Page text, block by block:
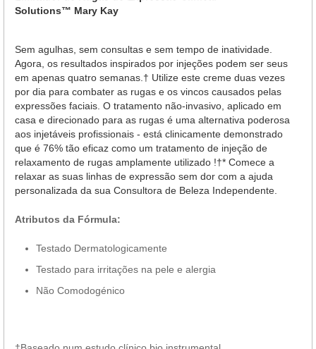
Solutions™ Mary Kay
Sem agulhas, sem consultas e sem tempo de inatividade.
Agora, os resultados inspirados por injeções podem ser seus
em apenas quatro semanas.† Utilize este creme duas vezes
por dia para combater as rugas e os vincos causados pelas
expressões faciais. O tratamento não-invasivo, aplicado em
casa e direcionado para as rugas é uma alternativa poderosa
aos injetáveis profissionais - está clinicamente demonstrado
que é 76% tão eficaz como um tratamento de injeção de
relaxamento de rugas amplamente utilizado !†* Comece a
relaxar as suas linhas de expressão sem dor com a ajuda
personalizada da sua Consultora de Beleza Independente.
Atributos da Fórmula:
Testado Dermatologicamente
Testado para irritações na pele e alergia
Não Comodogénico